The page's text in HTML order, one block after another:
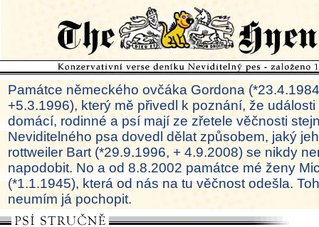
Památce německého ovčáka Gordona
+5.3.1996), který mě přivedl k poznání, že
domácí, rodinné a psí mají ze zřetele věčnosti
Neviditelného psa dovedl dělat způsobem, jaký
rottweiler Bart (*29.9.1996, + 4.9.2008) se nikdy
napodobit. No a od 8.8.2002 památce mé ženy
(*1.1.1945), která od nás na tu věčnost odešla.
neumím já pochopit.